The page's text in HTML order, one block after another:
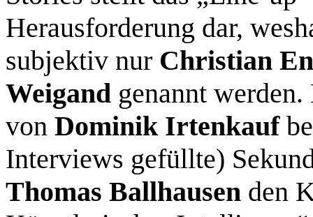
Herausforderung dar,
subjektiv nur Christian
Weigand genannt
von Dominik Irtenkauf
Interviews gefüllte)
Thomas Ballhausen den